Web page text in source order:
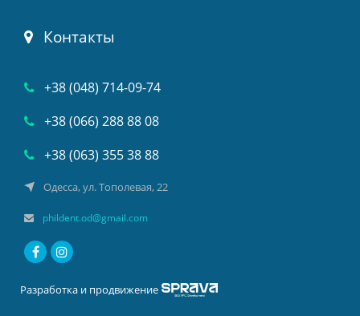
Контакты
+38 (048) 714-09-74
+38 (066) 288 88 08
+38 (063) 355 38 88
Одесса, ул. Тополевая, 22
phildent.od@gmail.com
Разработка и продвижение